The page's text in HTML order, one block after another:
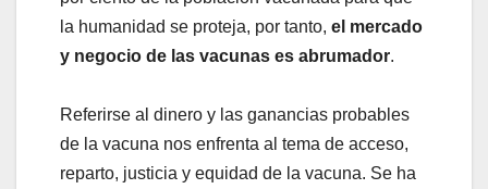
la humanidad se proteja, por tanto, el mercado
y negocio de las vacunas es abrumador.
Referirse al dinero y las ganancias probables
de la vacuna nos enfrenta al tema de acceso,
reparto, justicia y equidad de la vacuna. Se ha